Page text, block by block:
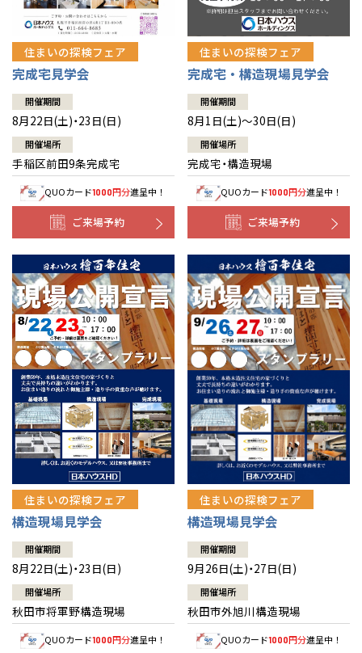
住まいの探検フェア
完成宅見学会
開催期間
8月22日(土)・23日(日)
開催場所
手稲区前田9条完成宅
QUOカード1000円分進呈中！
ご来場予約
住まいの探検フェア
完成宅・構造現場見学会
開催期間
8月1日(土)～30日(日)
開催場所
完成宅・構造現場
QUOカード1000円分進呈中！
ご来場予約
住まいの探検フェア
構造現場見学会
開催期間
8月22日(土)・23日(日)
開催場所
秋田市将軍野構造現場
QUOカード1000円分進呈中！
住まいの探検フェア
構造現場見学会
開催期間
9月26日(土)・27日(日)
開催場所
秋田市外旭川構造現場
QUOカード1000円分進呈中！
道央
道北
道南
道東
青森
秋田
岩手
山形
宮城
福島
甲信越・北陸
新潟
山梨
長野
富山
石川
福井
関東
東京
神奈川
埼玉
千葉
茨城
栃木
群馬
東海
愛知
岐阜
静岡
三重
近畿
大阪
京都
兵庫
奈良
滋賀
和歌山
中国・四国
岡山
香川
愛媛
鳥取
島根
広島
山口
徳島
高知
九州
福岡
佐賀
熊本
大分
宮崎
鹿児島
長崎
沖縄
分譲マンション
※現住所のある都道府県以外の建築予定地の方でも現住所の有るお近
くの展示場又は店舗にお問合せください。移住の計画の方もご相談対
応します。お気軽にご相談ください。
道央
苫小牧千歳
小樽
道北
道南
道東
釧路
青森県
八戸
青森
秋田県
秋田
岩手県
山形県
宮城県
仙台
福島県
会津
甲信越・北陸
新潟県
長岡
山梨県
長野県
富山県
富山
石川県
福井県
福井
関東
東京都
神奈川県
相模
埼玉県
埼玉
千葉県
千葉
柏
茨城県
水戸
栃木県
宇都宮
小山
群馬県
群馬
伊勢崎
東海
愛知県
岐阜県
岐阜
静岡県
三重県
四日市
近畿
大阪府
大阪
京都府
京都
兵庫県
姫路
奈良県
奈良
中国・四国
岡山県
岡山
愛媛県
松山
九州
福岡県
福岡
佐賀県
佐賀
熊本県
熊本
大分県
大分
宮崎県
宮崎
鹿児島県
鹿児島